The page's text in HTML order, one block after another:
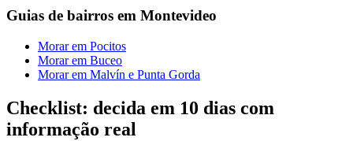
Guias de bairros em Montevideo
Morar em Pocitos
Morar em Buceo
Morar em Malvín e Punta Gorda
Checklist: decida em 10 dias com
informação real